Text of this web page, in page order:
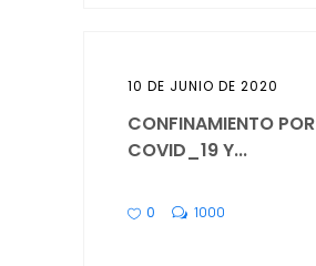
10 DE JUNIO DE 2020
CONFINAMIENTO POR
COVID_19 Y...
0 1000